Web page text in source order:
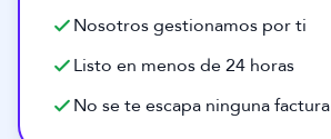
Nosotros gestionamos por ti
Listo en menos de 24 horas
No se te escapa ninguna factura